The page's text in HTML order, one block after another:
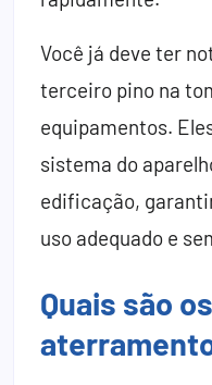
Você já deve ter
terceiro pino na
equipamentos.
sistema do
edificação,
uso adequado e
Quais são